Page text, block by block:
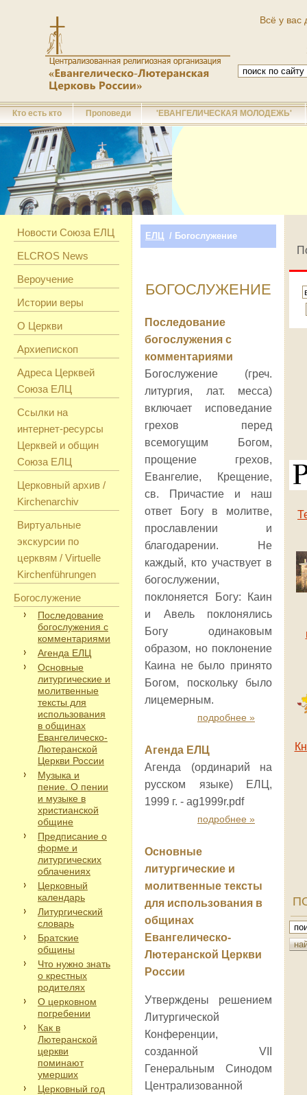
Всё у вас
Кто есть кто Проповеди 'ЕВАНГЕЛИЧЕСКАЯ МОЛОДЕЖЬ'
Новости Союза ЕЛЦ
ELCROS News
Вероучение
Истории веры
О Церкви
Архиепископ
Адреса Церквей
Союза ЕЛЦ
Ссылки на
интернет-ресурсы
Церквей и общин
Союза ЕЛЦ
Церковный архив /
Kirchenarchiv
Виртуальные
экскурсии по
церквям / Virtuelle
Kirchenführungen
Богослужение
Последование
богослужения с
комментариями
Агенда ЕЛЦ
Основные
литургические и
молитвенные
тексты для
использования
в общинах
Евангелическо-
Лютеранской
Церкви России
Музыка и
пение. О пении
и музыке в
христианской
общине
Предписание о
форме и
литургических
облачениях
Церковный
календарь
Литургический
словарь
Братские
общины
Что нужно знать
о крестных
родителях
О церковном
погребении
Как в
Лютеранской
церкви
поминают
умерших
Церковный год
ЕЛЦ / Богослужение
БОГОСЛУЖЕНИЕ
Последование
богослужения с
комментариями
Богослужение (греч.
литургия, лат. месса)
включает исповедание
грехов перед
всемогущим Богом,
прощение грехов,
Евангелие, Крещение,
св. Причастие и наш
ответ Богу в молитве,
прославлении и
благодарении. Не
каждый, кто участвует в
богослужении,
поклоняется Богу: Каин
и Авель поклонялись
Богу одинаковым
образом, но поклонение
Каина не было принято
Богом, поскольку было
лицемерным.
подробнее »
Агенда ЕЛЦ
Агенда (ординарий на
русском языке) ЕЛЦ,
1999 г. - ag1999r.pdf
подробнее »
Основные
литургические и
молитвенные тексты
для использования в
общинах
Евангелическо-
Лютеранской Церкви
России
Утверждены решением
Литургической
Конференции,
созданной VII
Генеральным Синодом
Централизованной